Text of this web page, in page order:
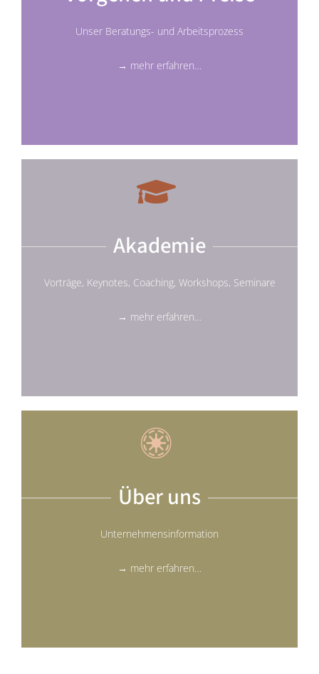
Unser Beratungs- und Arbeitsprozess
→ mehr erfahren…
Akademie
Vorträge, Keynotes, Coaching, Workshops, Seminare
→ mehr erfahren…
Über uns
Unternehmensinformation
→ mehr erfahren…